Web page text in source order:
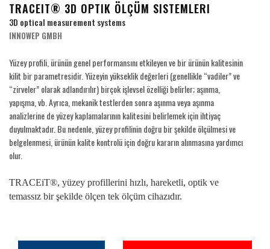
TRACEIT® 3D OPTIK ÖLÇÜM SISTEMLERI
3D optical measurement systems
INNOWEP GMBH
Yüzey profili, ürünün genel performansını etkileyen ve bir ürünün kalitesinin
kilit bir parametresidir. Yüzeyin yükseklik değerleri (genellikle “vadiler” ve
“zirveler” olarak adlandırılır) birçok işlevsel özelliği belirler; aşınma,
yapışma, vb. Ayrıca, mekanik testlerden sonra aşınma veya aşınma
analizlerine de yüzey kaplamalarının kalitesini belirlemek için ihtiyaç
duyulmaktadır. Bu nedenle, yüzey profilinin doğru bir şekilde ölçülmesi ve
belgelenmesi, ürünün kalite kontrolü için doğru kararın alınmasına yardımcı
olur.
TRACEiT®, yüzey profillerini hızlı, hareketli, optik ve
temassız bir şekilde ölçen tek ölçüm cihazıdır.